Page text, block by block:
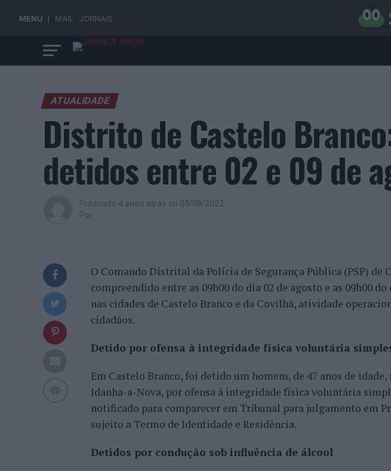
MENU MAIL JORNAIS
ATUALIDADE
Distrito de Castelo
detidos entre 02 e 09 de
Publicado 4 anos atrás on 09/08/2022
Por
O Comando Distrital da Polícia de Segurança Pública (PSP) de
compreendido entre as 09h00 do dia 02 de agosto e as 09h00
nas cidades de Castelo Branco e da Covilhã, atividade
cidadãos.
Detido por ofensa à integridade física voluntária
Em Castelo Branco, foi detido um homem, de 47 anos de
Idanha-a-Nova, por ofensa à integridade física voluntária
notificado para comparecer em Tribunal para julgamento em
sujeito a Termo de Identidade e Residência.
Detidos por condução sob influência de álcool